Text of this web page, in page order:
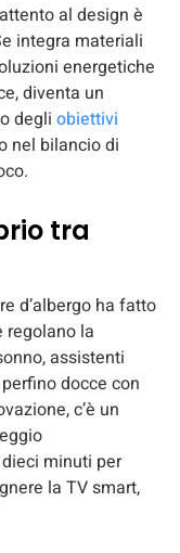
al design è
integra materiali
energetiche
diventa un
degli obiettivi
nel bilancio di
tra
d’albergo ha fatto
regolano la
assistenti
docce con
c’è un
minuti per
la TV smart,